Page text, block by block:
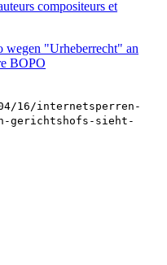
compositeurs et
"Urheberrecht" an
BOPO
16/internetsperren-
gerichtshofs-sieht-